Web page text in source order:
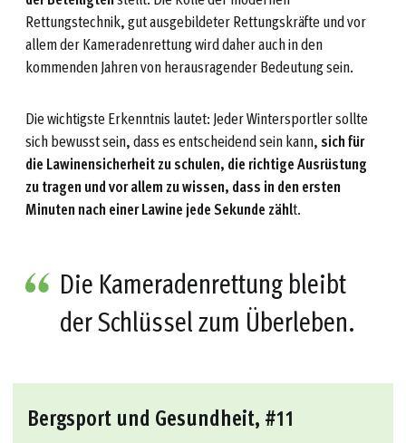
Rettungstechnik, gut ausgebildeter Rettungskräfte und vor
allem der Kameradenrettung wird daher auch in den
kommenden Jahren von herausragender Bedeutung sein.
Die wichtigste Erkenntnis lautet: Jeder Wintersportler sollte
sich bewusst sein, dass es entscheidend sein kann,sich für
die Lawinensicherheit zu schulen, die richtige Ausrüstung
zu tragen und vor allem zu wissen, dass in den ersten
Minuten nach einer Lawine jede Sekunde zählt.
Die Kameradenrettung bleibt
der Schlüssel zum Überleben.
Bergsport und Gesundheit, #11